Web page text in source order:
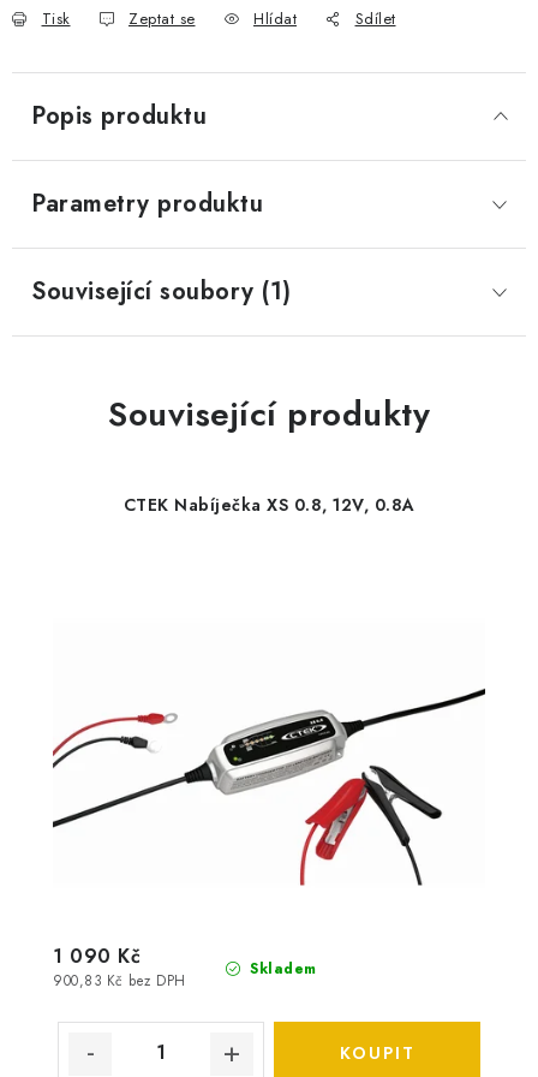
Tisk Zeptat se Hlídat Sdílet
Popis produktu
Parametry produktu
Související soubory (1)
Související produkty
CTEK Nabíječka XS 0.8, 12V, 0.8A
Skladem
900,83 Kč bez DPH
1 090 Kč